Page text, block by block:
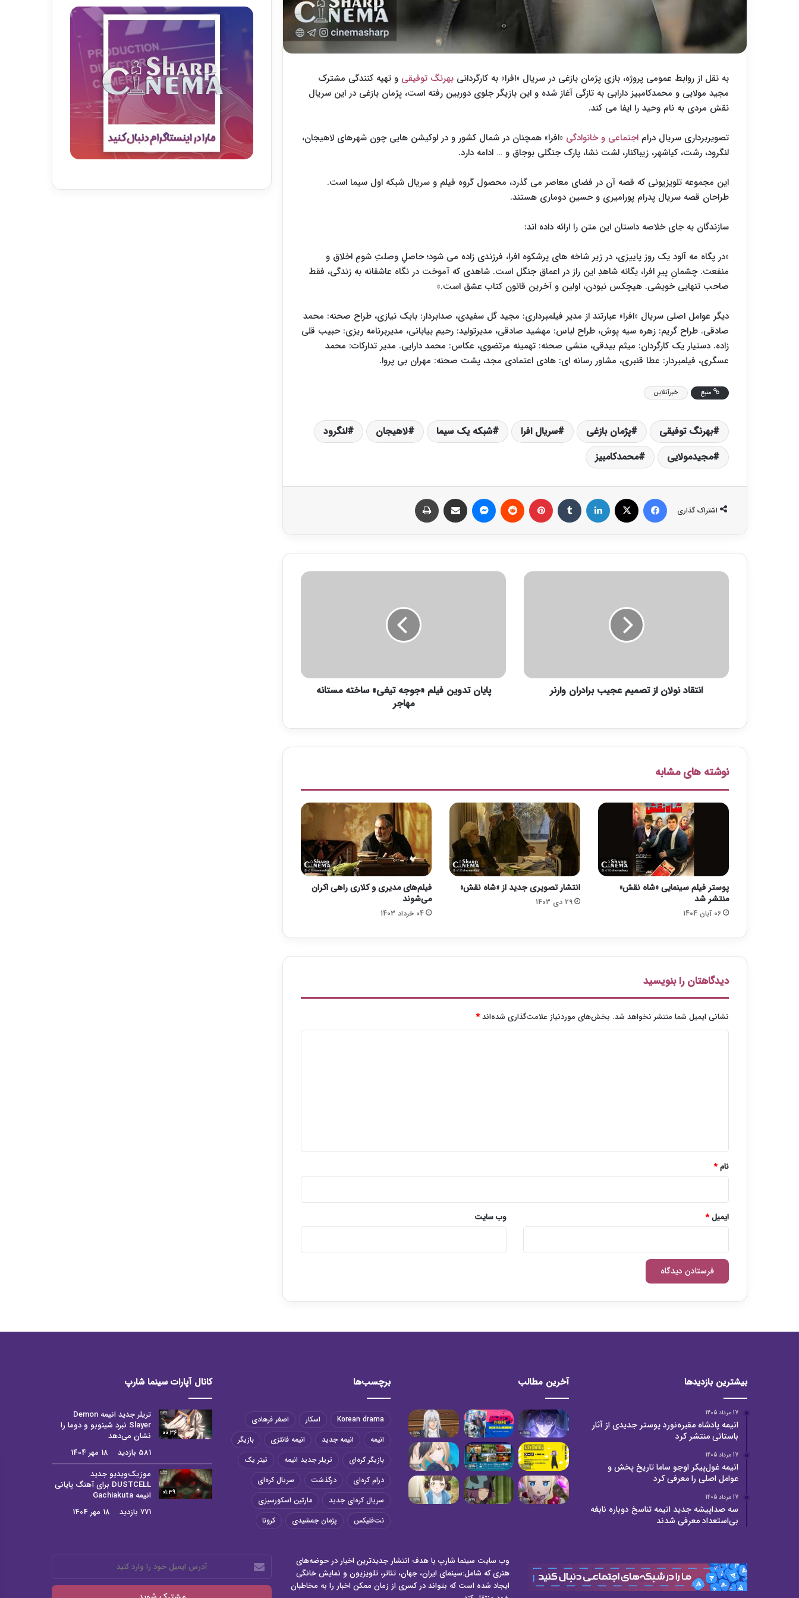
به نقل از روابط عمومی پروژه، بازی پژمان بازغی در سریال «افرا» به کارگردانی بهرنگ توفیقی و تهیه کنندگی مشترک
مجید مولایی و محمدکامبیز دارابی به تازگی آغاز شده و این بازیگر جلوی دوربین رفته است، پژمان بازغی در این سریال
نقش مردی به نام وحید را ایفا می کند.
تصویربرداری سریال درام اجتماعی و خانوادگی «افرا» همچنان در شمال کشور و در لوکیشن هایی چون شهرهای لاهیجان،
لنگرود، رشت، کیاشهر، زیباکنار، لشت نشا، پارک جنگلی بوجاق و … ادامه دارد.
این مجموعه تلویزیونی که قصه آن در فضای معاصر می گذرد، محصول گروه فیلم و سریال شبکه اول سیما است.
طراحان قصه سریال پدرام پورامیری و حسین دوماری هستند.
سازندگان به جای خلاصه داستان این متن را ارائه داده اند:
«در پگاه مه آلود یک روز پاییزی، در زیر شاخه های پرشکوه افرا، فرزندی زاده می شود؛ حاصلِ وصلتِ شومِ اخلاق و
منفعت. چشمانِ پیرِ افرا، یگانه شاهدِ این راز در اعماق جنگل است. شاهدی که آموخت در نگاه عاشقانه به زندگی، فقط
صاحب تنهایی خویشی. هیچکس نبودن، اولین و آخرین قانون کتاب عشق است.»
دیگر عوامل اصلی سریال «افرا» عبارتند از مدیر فیلمبرداری: مجید گل سفیدی، صدابردار: بابک نیازی، طراح صحنه: محمد
صادقی. طراح گریم: زهره سیه پوش، طراح لباس: مهشید صادقی، مدیرتولید: رحیم بیابانی، مدیربرنامه ریزی: حبیب قلی
زاده. دستیار یک کارگردان: میثم بیدقی، منشی صحنه: تهمینه مرتضوی، عکاس: محمد دارایی. مدیر تدارکات: محمد
عسگری، فیلمبردار: عطا قنبری، مشاور رسانه ای: هادی اعتمادی مجد، پشت صحنه: مهران بی پروا.
منبع خبرآنلاین
بهرنگ توفیقی پژمان بازغی سریال افرا شبکه یک سیما لاهیجان
لنگرود
مجیدمولایی
محمدکامبیز
اشتراک گذاری
ا
ل
ز
م
ی
م
ع
ج
ا
د
ر
ا
و
ن
انتقاد نولان از تصمیم عجیب برادران وارنر
پ
ی
ل
ج
ه
ت
ی
غ
ی
»
س
ا
م
ه
م
ه
پایان تدوین فیلم «جوجه تیغی» ساخته مستانه
مهاجر
نوشته های مشابه
پوستر فیلم سینمایی «شاه نقش»
منتشر شد
06 آبان 1404
انتشار تصویری جدید از «شاه نقش»
29 دی 1403
فیلم‌های مدیری و کلاری راهی اکران
می‌شوند
04 خرداد 1403
دیدگاهتان را بنویسید
نشانی ایمیل شما منتشر نخواهد شد. بخش‌های موردنیاز علامت‌گذاری شده‌اند*
نام*
ایمیل* وب‌ سایت
بیشترین بازدیدها
17 مرداد 1405
انیمه پادشاه مقبره‌نورد پوستر جدیدی از آثار
باستانی منتشر کرد
17 مرداد 1405
انیمه غول‌پیکر اوجو ساما تاریخ پخش و
عوامل اصلی را معرفی کرد
17 مرداد 1405
سه صداپیشه جدید انیمه تناسخ دوباره نابغه
بی‌استعداد معرفی شدند
آخرین مطالب برچسب‌ها
Korean drama اسکار
اصغر فرهادی
انیمه
انیمه جدید انیمه فانتزی
بازیگر
بازیگر کره‌ای
تریلر جدید انیمه
تیتر یک
درام کره‌ای
درگذشت
سریال کره‌ای
سریال کره‌ای جدید
مارتین اسکورسیزی
نت‌فلیکس
پژمان جمشیدی کرونا
کانال آپارات سینما شارپ
00:36
تریلر جدید انیمه Demon
Slayer نبرد شینوبو و دوما را
نشان می‌دهد
581 بازدید
18 مهر 1404
01:39
موزیک‌ویدیو جدید
DUSTCELL برای آهنگ پایانی
انیمه Gachiakuta
771 بازدید
18 مهر 1404
وب سایت سینما شارپ با هدف انتشار جدیدترین اخبار در حوضه‌های
هنری که شامل:سینمای ایران، جهان، تئاتر، تلویزیون و نمایش خانگی
ایجاد شده است که بتواند در کسری از زمان ممکن اخبار را به مخاطبان
آدرس
ایمیل
خود